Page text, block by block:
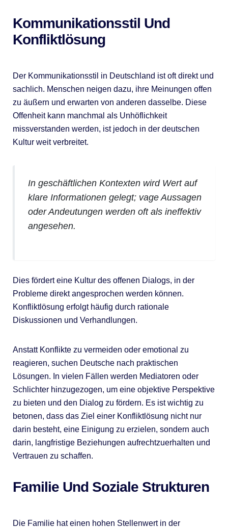
Kommunikationsstil Und
Konfliktlösung
Der Kommunikationsstil in Deutschland ist oft direkt und
sachlich. Menschen neigen dazu, ihre Meinungen offen
zu äußern und erwarten von anderen dasselbe. Diese
Offenheit kann manchmal als Unhöflichkeit
missverstanden werden, ist jedoch in der deutschen
Kultur weit verbreitet.
In geschäftlichen Kontexten wird Wert auf
klare Informationen gelegt; vage Aussagen
oder Andeutungen werden oft als ineffektiv
angesehen.
Dies fördert eine Kultur des offenen Dialogs, in der
Probleme direkt angesprochen werden können.
Konfliktlösung erfolgt häufig durch rationale
Diskussionen und Verhandlungen.
Anstatt Konflikte zu vermeiden oder emotional zu
reagieren, suchen Deutsche nach praktischen
Lösungen. In vielen Fällen werden Mediatoren oder
Schlichter hinzugezogen, um eine objektive Perspektive
zu bieten und den Dialog zu fördern. Es ist wichtig zu
betonen, dass das Ziel einer Konfliktlösung nicht nur
darin besteht, eine Einigung zu erzielen, sondern auch
darin, langfristige Beziehungen aufrechtzuerhalten und
Vertrauen zu schaffen.
Familie Und Soziale Strukturen
Die Familie hat einen hohen Stellenwert in der